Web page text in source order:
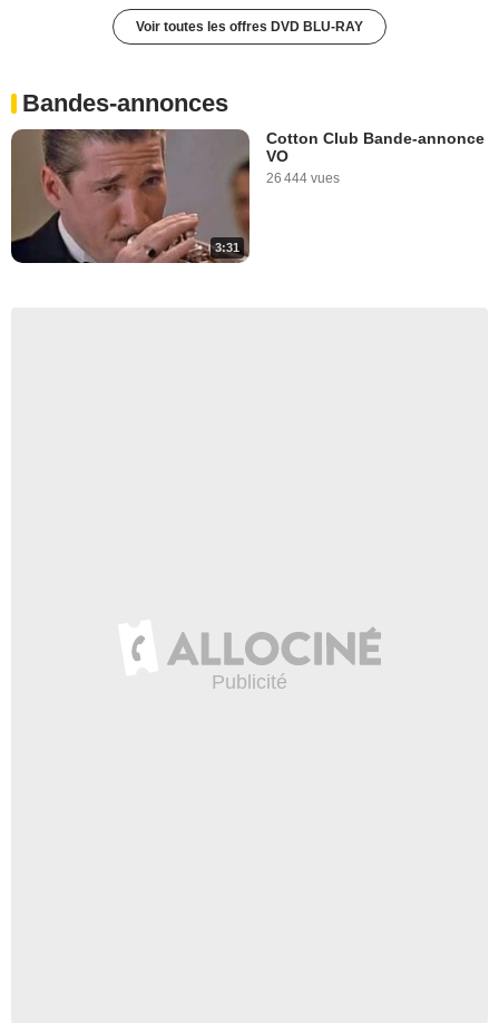
Voir toutes les offres DVD BLU-RAY
Bandes-annonces
3:31
Cotton Club Bande-annonce
VO
26 444 vues